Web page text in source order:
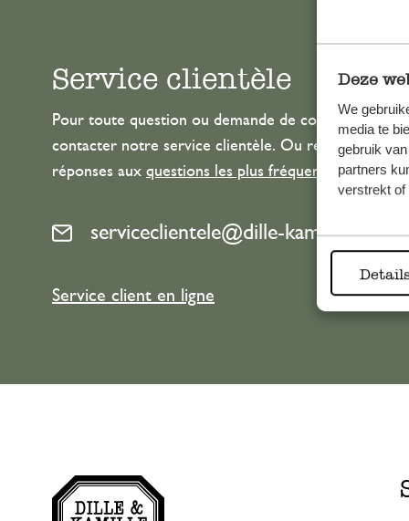
Deze
We
media te
gebruik
partners
verstrekt of
Service clientèle
Pour toute question ou demande de conseil ou
contacter notre service clientèle. Ou retrouvez ici
réponses aux questions les plus fréquemment
serviceclientele@dille-kamille.com
Service client en ligne